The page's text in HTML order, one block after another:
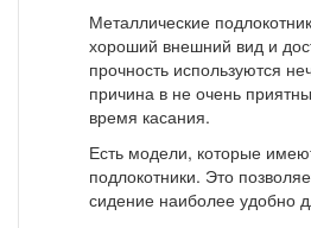
Металлические
хороший внешний вид и
прочность используются
причина в не очень
время касания.
Есть модели, которые
подлокотники. Это
сидение наиболее удобно